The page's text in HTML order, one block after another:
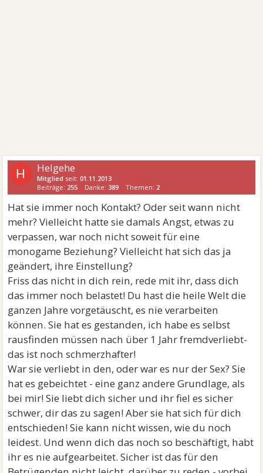
H Helgehe
Mitglied seit:01.11.2013
Beiträge: 255 Danke: 389 Themen: 2
Hat sie immer noch Kontakt? Oder seit wann nicht
mehr? Vielleicht hatte sie damals Angst, etwas zu
verpassen, war noch nicht soweit für eine
monogame Beziehung? Vielleicht hat sich das ja
geändert, ihre Einstellung?
Friss das nicht in dich rein, rede mit ihr, dass dich
das immer noch belastet! Du hast die heile Welt die
ganzen Jahre vorgetäuscht, es nie verarbeiten
können. Sie hat es gestanden, ich habe es selbst
rausfinden müssen nach über 1 Jahr fremdverliebt-
das ist noch schmerzhafter!
War sie verliebt in den, oder war es nur der Sex? Sie
hat es gebeichtet - eine ganz andere Grundlage, als
bei mir! Sie liebt dich sicher und ihr fiel es sicher
schwer, dir das zu sagen! Aber sie hat sich für dich
entschieden! Sie kann nicht wissen, wie du noch
leidest. Und wenn dich das noch so beschäftigt, habt
ihr es nie aufgearbeitet. Sicher ist das für den